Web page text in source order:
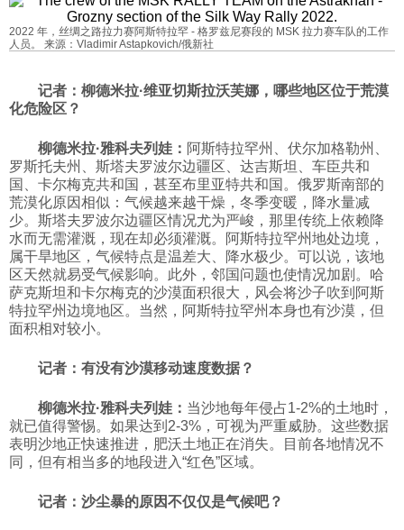
评论
社会
文化
历史
体育
旅游
视听
2022 年，丝绸之路拉力赛阿斯特拉罕 - 格罗兹尼赛段的 MSK 拉力赛车队的工作
人员。 来源：Vladimir Astapkovich/俄新社
记者：柳德米拉·维亚切斯拉沃芙娜，哪些地区位于荒漠
化危险区？
柳德米拉·雅科夫列娃： 阿斯特拉罕州、伏尔加格勒州、
罗斯托夫州、斯塔夫罗波尔边疆区、达吉斯坦、车臣共和
国、卡尔梅克共和国，甚至布里亚特共和国。俄罗斯南部的
荒漠化原因相似：气候越来越干燥，冬季变暖，降水量减
少。斯塔夫罗波尔边疆区情况尤为严峻，那里传统上依赖降
水而无需灌溉，现在却必须灌溉。阿斯特拉罕州地处边境，
属干旱地区，气候特点是温差大、降水极少。可以说，该地
区天然就易受气候影响。此外，邻国问题也使情况加剧。哈
萨克斯坦和卡尔梅克的沙漠面积很大，风会将沙子吹到阿斯
特拉罕州边境地区。当然，阿斯特拉罕州本身也有沙漠，但
面积相对较小。
记者：有没有沙漠移动速度数据？
柳德米拉·雅科夫列娃： 当沙地每年侵占1-2%的土地时，
就已值得警惕。如果达到2-3%，可视为严重威胁。这些数据
表明沙地正快速推进，肥沃土地正在消失。目前各地情况不
同，但有相当多的地段进入“红色”区域。
记者：沙尘暴的原因不仅仅是气候吧？